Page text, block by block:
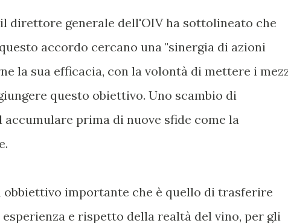
direttore generale dell'OIV ha sottolineato che
accordo cercano una "sinergia di azioni
la sua efficacia, con la volontà di mettere i
questo obiettivo. Uno scambio di
accumulare prima di nuove sfide come la
obbiettivo importante che è quello di trasferire
e rispetto della realtà del vino, per gli